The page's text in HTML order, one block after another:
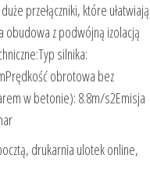
przełączniki, które ułatwiają
obudowa z podwójną izolacją
silnika:
obrotowa bez
w betonie): 8.8m/s2Emisja
drukarnia ulotek online,